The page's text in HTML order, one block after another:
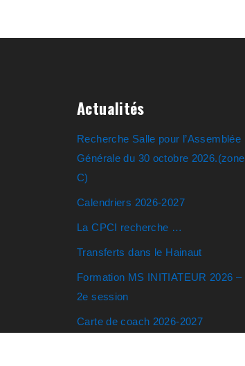
Actualités
Recherche Salle pour l’Assemblée
Générale du 30 octobre 2026.(zone
C)
Calendriers 2026-2027
La CPCI recherche …
Transferts dans le Hainaut
Formation MS INITIATEUR 2026 –
2e session
Carte de coach 2026-2027